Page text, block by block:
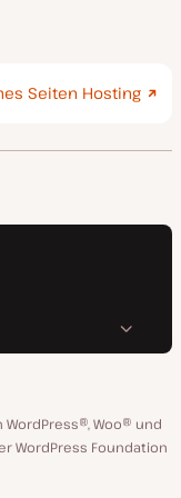
Seiten Hosting
Woo® und
WordPress Foundation